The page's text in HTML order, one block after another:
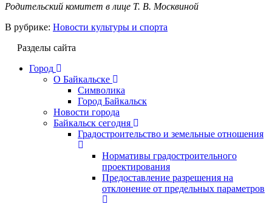
Родительский комитет в лице Т. В. Москвиной
В рубрике: Новости культуры и спорта
Разделы сайта
Город
О Байкальске
Символика
Город Байкальск
Новости города
Байкальск сегодня
Градостроительство и земельные отношения
Нормативы градостроительного
проектирования
Предоставление разрешения на
отклонение от предельных параметров